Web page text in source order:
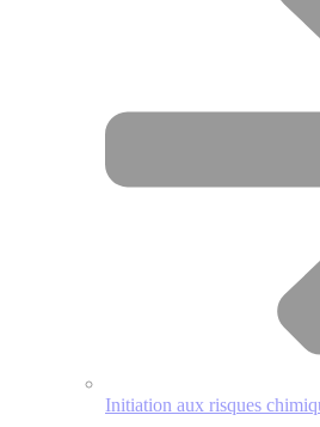
Initiation aux risques